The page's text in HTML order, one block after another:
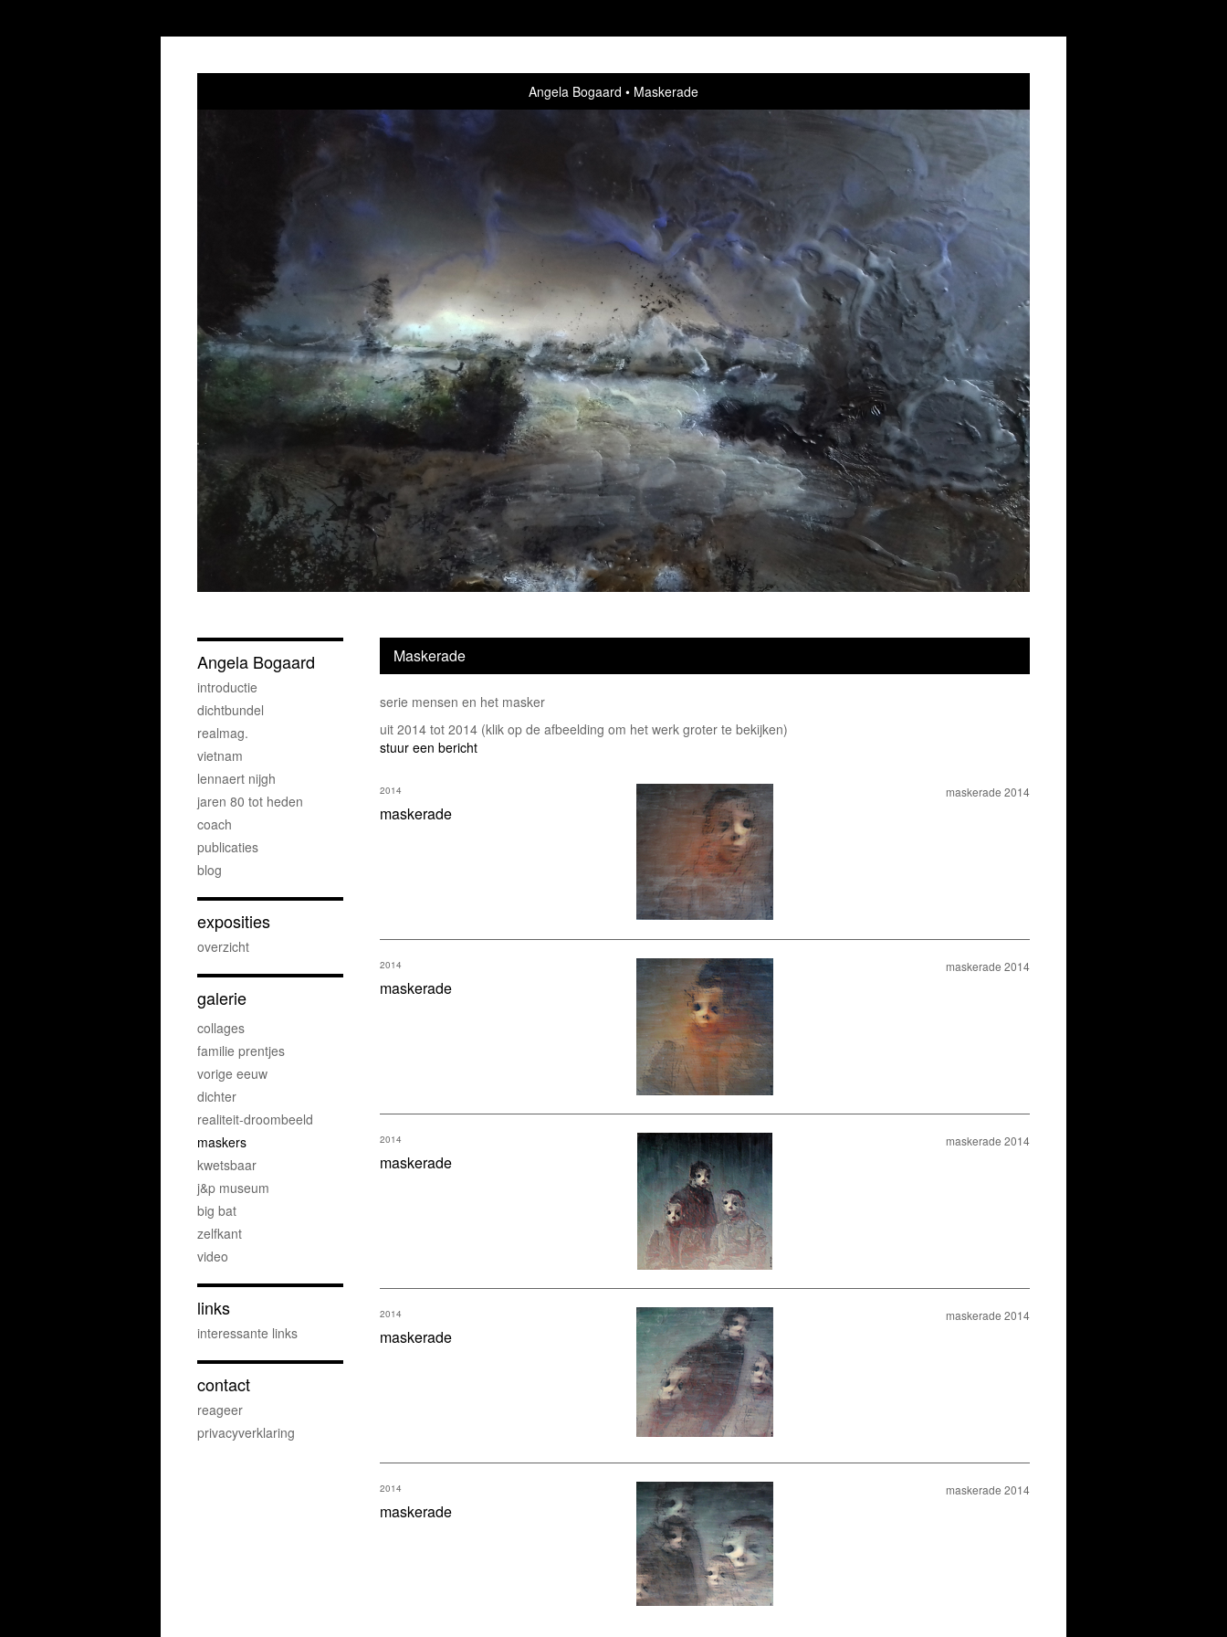
Angela Bogaard Maskerade
Maskerade
serie mensen en het masker
uit 2014 tot 2014 (klik op de afbeelding om het werk groter te bekijken)
stuur een bericht
maskerade
2014 maskerade 2014
maskerade
2014 maskerade 2014
maskerade
2014 maskerade 2014
maskerade
2014 maskerade 2014
maskerade
2014 maskerade 2014
Angela Bogaard
introductie
dichtbundel
realmag.
vietnam
lennaert nijgh
jaren 80 tot heden
coach
publicaties
blog
exposities
overzicht
galerie
collages
familie prentjes
vorige eeuw
dichter
realiteit-droombeeld
maskers
kwetsbaar
j&p museum
big bat
zelfkant
video
links
interessante links
contact
reageer
privacyverklaring